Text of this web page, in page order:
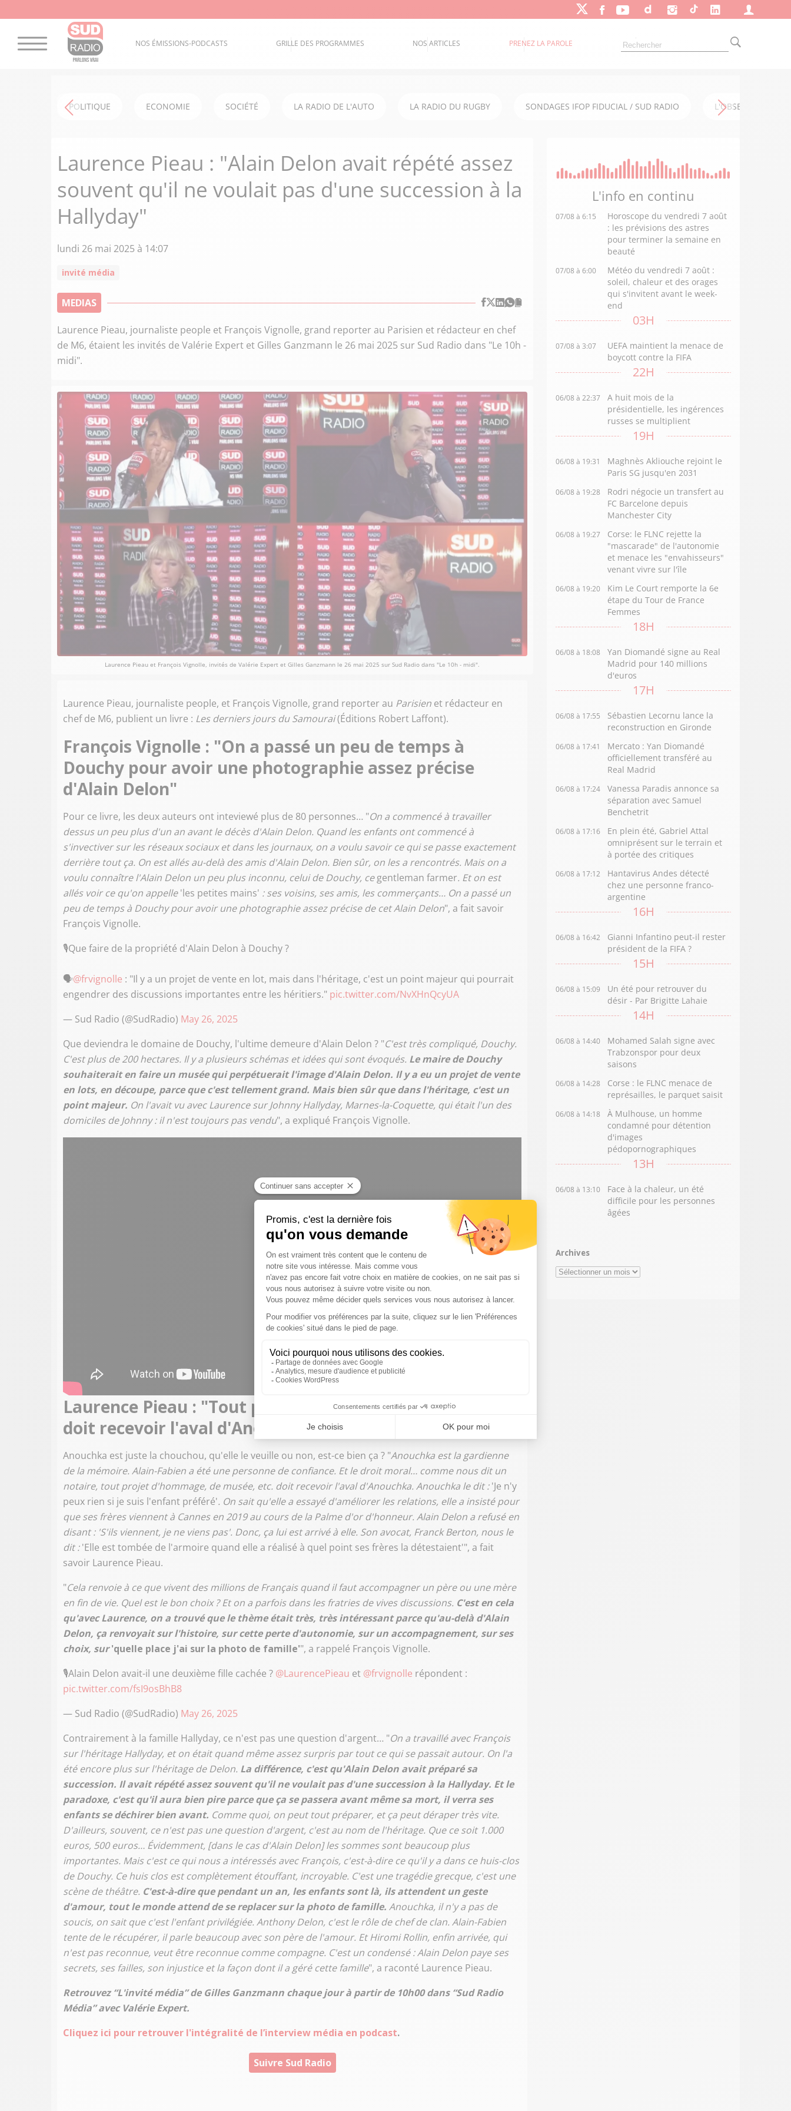
NOS ÉMISSIONS-PODCASTS GRILLE DES PROGRAMMES NOS ARTICLES PRENEZ LA PAROLE
POLITIQUE ECONOMIE SOCIÉTÉ LA RADIO DE L'AUTO LA RADIO DU RUGBY SONDAGES IFOP FIDUCIAL / SUD RADIO L'OBSERVATOIRE
Laurence Pieau : "Alain Delon avait répété assez
souvent qu'il ne voulait pas d'une succession à la
Hallyday"
lundi 26 mai 2025 à 14:07
invité média
MEDIAS
Laurence Pieau, journaliste people et François Vignolle, grand reporter au Parisien et rédacteur en chef
de M6, étaient les invités de Valérie Expert et Gilles Ganzmann le 26 mai 2025 sur Sud Radio dans "Le 10h -
midi".
Laurence Pieau et François Vignolle, invités de Valérie Expert et Gilles Ganzmann le 26 mai 2025 sur Sud Radio dans "Le 10h - midi".
Laurence Pieau, journaliste people, et François Vignolle, grand reporter au Parisien et rédacteur en
chef de M6, publient un livre : Les derniers jours du Samourai(Éditions Robert Laffont).
François Vignolle : "On a passé un peu de temps à
Douchy pour avoir une photographie assez précise
d'Alain Delon"
Pour ce livre, les deux auteurs ont inteviewé plus de 80 personnes… "On a commencé à travailler
dessus un peu plus d'un an avant le décès d'Alain Delon. Quand les enfants ont commencé à
s'invectiver sur les réseaux sociaux et dans les journaux, on a voulu savoir ce qui se passe exactement
derrière tout ça. On est allés au-delà des amis d'Alain Delon. Bien sûr, on les a rencontrés. Mais on a
voulu connaître l'Alain Delon un peu plus inconnu, celui de Douchy, cegentleman farmer. Et on est
allés voir ce qu'on appelle'les petites mains' : ses voisins, ses amis, les commerçants… On a passé un
peu de temps à Douchy pour avoir une photographie assez précise de cet Alain Delon", a fait savoir
François Vignolle.
🎙️Que faire de la propriété d'Alain Delon à Douchy ?
🗣️@frvignolle : "Il y a un projet de vente en lot, mais dans l'héritage, c'est un point majeur qui pourrait
engendrer des discussions importantes entre les héritiers." pic.twitter.com/NvXHnQcyUA
— Sud Radio (@SudRadio) May 26, 2025
Que deviendra le domaine de Douchy, l'ultime demeure d'Alain Delon ? "C'est très compliqué, Douchy.
C'est plus de 200 hectares. Il y a plusieurs schémas et idées qui sont évoqués. Le maire de Douchy
souhaiterait en faire un musée qui perpétuerait l'image d'Alain Delon. Il y a eu un projet de vente
en lots, en découpe, parce que c'est tellement grand. Mais bien sûr que dans l'héritage, c'est un
point majeur. On l'avait vu avec Laurence sur Johnny Hallyday, Marnes-la-Coquette, qui était l'un des
domiciles de Johnny : il n'est toujours pas vendu", a expliqué François Vignolle.
Laurence Pieau : "Tout projet d'hommage, de musée
doit recevoir l'aval d'Anouchka"
Anouchka est juste la chouchou, qu'elle le veuille ou non, est-ce bien ça ? "Anouchka est la gardienne
de la mémoire. Alain-Fabien a été une personne de confiance. Et le droit moral… comme nous dit un
notaire, tout projet d'hommage, de musée, etc. doit recevoir l'aval d'Anouchka. Anouchka le dit :'Je n'y
peux rien si je suis l'enfant préféré'. On sait qu'elle a essayé d'améliorer les relations, elle a insisté pour
que ses frères viennent à Cannes en 2019 au cours de la Palme d'or d'honneur. Alain Delon a refusé en
disant : 'S'ils viennent, je ne viens pas'. Donc, ça lui est arrivé à elle. Son avocat, Franck Berton, nous le
dit :'Elle est tombée de l'armoire quand elle a réalisé à quel point ses frères la détestaient'", a fait
savoir Laurence Pieau.
"Cela renvoie à ce que vivent des millions de Français quand il faut accompagner un père ou une mère
en fin de vie. Quel est le bon choix ? Et on a parfois dans les fratries de vives discussions. C'est en cela
qu'avec Laurence, on a trouvé que le thème était très, très intéressant parce qu'au-delà d'Alain
Delon, ça renvoyait sur l'histoire, sur cette perte d'autonomie, sur un accompagnement, sur ses
choix, sur'quelle place j'ai sur la photo de famille'", a rappelé François Vignolle.
🎙️Alain Delon avait-il une deuxième fille cachée ? @LaurencePieau et @frvignolle répondent :
pic.twitter.com/fsI9osBhB8
— Sud Radio (@SudRadio) May 26, 2025
Contrairement à la famille Hallyday, ce n'est pas une question d'argent… "On a travaillé avec François
sur l'héritage Hallyday, et on était quand même assez surpris par tout ce qui se passait autour. On l'a
été encore plus sur l'héritage de Delon. La différence, c'est qu'Alain Delon avait préparé sa
succession. Il avait répété assez souvent qu'il ne voulait pas d'une succession à la Hallyday. Et le
paradoxe, c'est qu'il aura bien pire parce que ça se passera avant même sa mort, il verra ses
enfants se déchirer bien avant. Comme quoi, on peut tout préparer, et ça peut déraper très vite.
D'ailleurs, souvent, ce n'est pas une question d'argent, c'est au nom de l'héritage. Que ce soit 1.000
euros, 500 euros… Évidemment, [dans le cas d'Alain Delon] les sommes sont beaucoup plus
importantes. Mais c'est ce qui nous a intéressés avec François, c'est-à-dire ce qu'il y a dans ce huis-clos
de Douchy. Ce huis clos est complètement étouffant, incroyable. C'est une tragédie grecque, c'est une
scène de théâtre. C'est-à-dire que pendant un an, les enfants sont là, ils attendent un geste
d'amour, tout le monde attend de se replacer sur la photo de famille. Anouchka, il n'y a pas de
soucis, on sait que c'est l'enfant privilégiée. Anthony Delon, c'est le rôle de chef de clan. Alain-Fabien
tente de le récupérer, il parle beaucoup avec son père de l'amour. Et Hiromi Rollin, enfin arrivée, qui
n'est pas reconnue, veut être reconnue comme compagne. C'est un condensé : Alain Delon paye ses
secrets, ses failles, son injustice et la façon dont il a géré cette famille", a raconté Laurence Pieau.
Retrouvez “L'invité média” de Gilles Ganzmann chaque jour à partir de 10h00 dans “Sud Radio
Média” avec Valérie Expert.
Cliquez ici pour retrouver l'intégralité de l’interview média en podcast.
Suivre Sud Radio
L'info en continu
07/08 à 6:15
Horoscope du vendredi 7 août
: les prévisions des astres
pour terminer la semaine en
beauté
07/08 à 6:00
Météo du vendredi 7 août :
soleil, chaleur et des orages
qui s'invitent avant le week-
end
03H
07/08 à 3:07
UEFA maintient la menace de
boycott contre la FIFA
22H
06/08 à 22:37
A huit mois de la
présidentielle, les ingérences
russes se multiplient
19H
06/08 à 19:31
Maghnès Akliouche rejoint le
Paris SG jusqu'en 2031
06/08 à 19:28
Rodri négocie un transfert au
FC Barcelone depuis
Manchester City
06/08 à 19:27
Corse: le FLNC rejette la
"mascarade" de l'autonomie
et menace les "envahisseurs"
venant vivre sur l'île
06/08 à 19:20
Kim Le Court remporte la 6e
étape du Tour de France
Femmes
18H
06/08 à 18:08
Yan Diomandé signe au Real
Madrid pour 140 millions
d'euros
17H
06/08 à 17:55
Sébastien Lecornu lance la
reconstruction en Gironde
06/08 à 17:41
Mercato : Yan Diomandé
officiellement transféré au
Real Madrid
06/08 à 17:24
Vanessa Paradis annonce sa
séparation avec Samuel
Benchetrit
06/08 à 17:16
En plein été, Gabriel Attal
omniprésent sur le terrain et
à portée des critiques
06/08 à 17:12
Hantavirus Andes détecté
chez une personne franco-
argentine
16H
06/08 à 16:42
Gianni Infantino peut-il rester
président de la FIFA ?
15H
06/08 à 15:09
Un été pour retrouver du
désir - Par Brigitte Lahaie
14H
06/08 à 14:40
Mohamed Salah signe avec
Trabzonspor pour deux
saisons
06/08 à 14:28
Corse : le FLNC menace de
représailles, le parquet saisit
06/08 à 14:18
À Mulhouse, un homme
condamné pour détention
d'images
pédopornographiques
13H
06/08 à 13:10
Face à la chaleur, un été
difficile pour les personnes
âgées
Archives
Archives